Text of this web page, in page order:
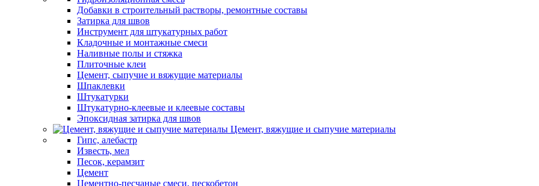
Добавки в строительный растворы, ремонтные составы
Затирка для швов
Инструмент для штукатурных работ
Кладочные и монтажные смеси
Наливные полы и стяжка
Плиточные клеи
Цемент, сыпучие и вяжущие материалы
Шпаклевки
Штукатурки
Штукатурно-клеевые и клеевые составы
Эпоксидная затирка для швов
Цемент, вяжущие и сыпучие материалы
Гипс, алебастр
Известь, мел
Песок, керамзит
Цемент
Цементно-песчаные смеси, пескобетон